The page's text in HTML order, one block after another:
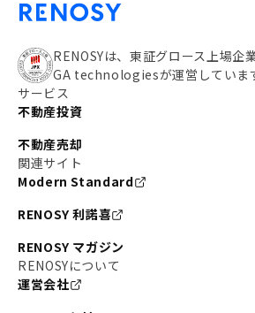
RENOSYは、東証グロース上場企
GA technologiesが運営していま
サービス
不動産投資
不動産売却
関連サイト
Modern Standard
RENOSY 利諾喜
RENOSY マガジン
RENOSYについて
運営会社